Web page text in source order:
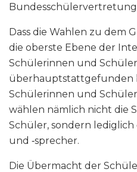
Dass die Wahlen zu dem
die oberste Ebene der
Schülerinnen und
überhauptstattgefunden
Schülerinnen und
wählen nämlich nicht die
Schüler, sondern
und ‑sprecher.
Die Übermacht der